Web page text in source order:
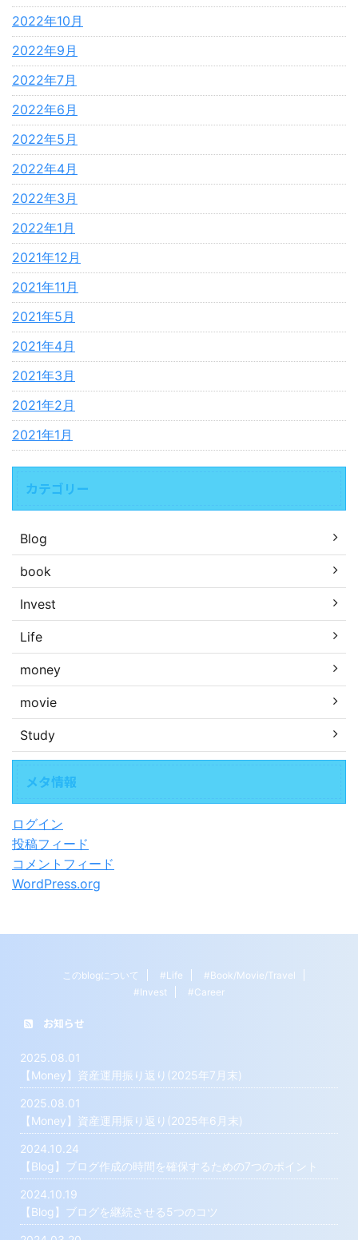
2022年10月
2022年9月
2022年7月
2022年6月
2022年5月
2022年4月
2022年3月
2022年1月
2021年12月
2021年11月
2021年5月
2021年4月
2021年3月
2021年2月
2021年1月
カテゴリー
Blog
book
Invest
Life
money
movie
Study
メタ情報
ログイン
投稿フィード
コメントフィード
WordPress.org
このblogについて #Life
#Book/Movie/Travel
#Invest
#Career
お知らせ
2025.08.01
【Money】資産運用振り返り(2025年7月末)
2025.08.01
【Money】資産運用振り返り(2025年6月末)
2024.10.24
【Blog】ブログ作成の時間を確保するための7つのポイント
2024.10.19
【Blog】ブログを継続させる5つのコツ